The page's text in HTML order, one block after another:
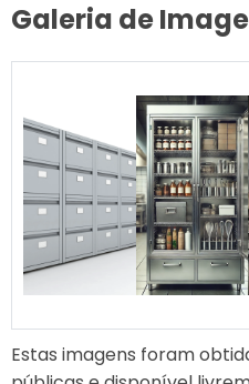
Galeria de
Estas imagens foram